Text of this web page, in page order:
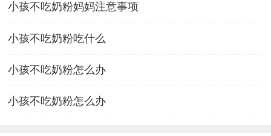
小孩不吃奶粉妈妈注意事项
小孩不吃奶粉吃什么
小孩不吃奶粉怎么办
小孩不吃奶粉怎么办